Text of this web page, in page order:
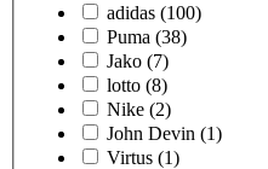
adidas (100)
Puma (38)
Jako (7)
lotto (8)
Nike (2)
John Devin (1)
Virtus (1)